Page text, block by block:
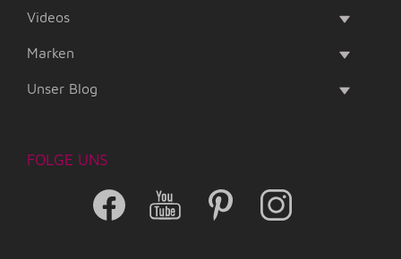
Videos
Marken
Unser Blog
FOLGE UNS